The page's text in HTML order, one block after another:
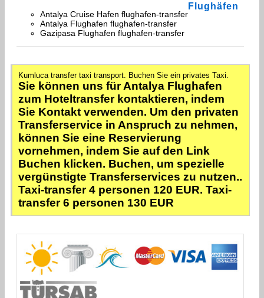
Flughäfen
Antalya Cruise Hafen flughafen-transfer
Antalya Flughafen flughafen-transfer
Gazipasa Flughafen flughafen-transfer
Kumluca transfer taxi transport. Buchen Sie ein privates Taxi.
Sie können uns für Antalya Flughafen
zum Hoteltransfer kontaktieren, indem
Sie Kontakt verwenden. Um den privaten
Transferservice in Anspruch zu nehmen,
können Sie eine Reservierung
vornehmen, indem Sie auf den Link
Buchen klicken. Buchen, um spezielle
vergünstigte Transferservices zu nutzen..
Taxi-transfer 4 personen 120 EUR. Taxi-
transfer 6 personen 130 EUR